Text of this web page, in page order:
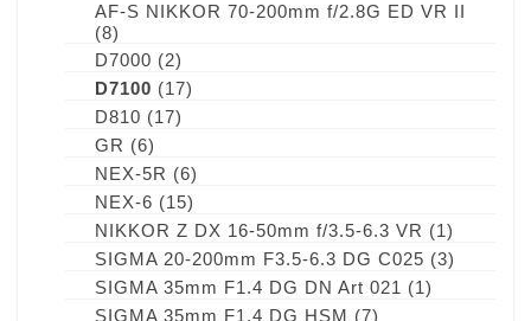
AF-S NIKKOR 70-200mm f/2.8G ED VR II
(8)
D7000 (2)
D7100 (17)
D810 (17)
GR (6)
NEX-5R (6)
NEX-6 (15)
NIKKOR Z DX 16-50mm f/3.5-6.3 VR (1)
SIGMA 20-200mm F3.5-6.3 DG C025 (3)
SIGMA 35mm F1.4 DG DN Art 021 (1)
SIGMA 35mm F1.4 DG HSM (7)